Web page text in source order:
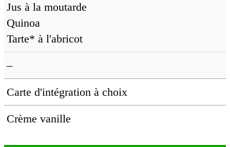
Jus à la moutarde
Quinoa
Tarte* à l'abricot
–
Carte d'intégration à choix
Crème vanille